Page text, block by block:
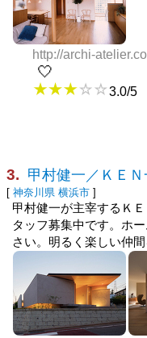
http://archi-
🤍
3.0/5
3. 甲村健一／ＫＥ
[ 神奈川県 横浜市 ]
甲村健一が主宰するＫ
タッフ募集中です。ホ
さい。明るく楽しい仲間